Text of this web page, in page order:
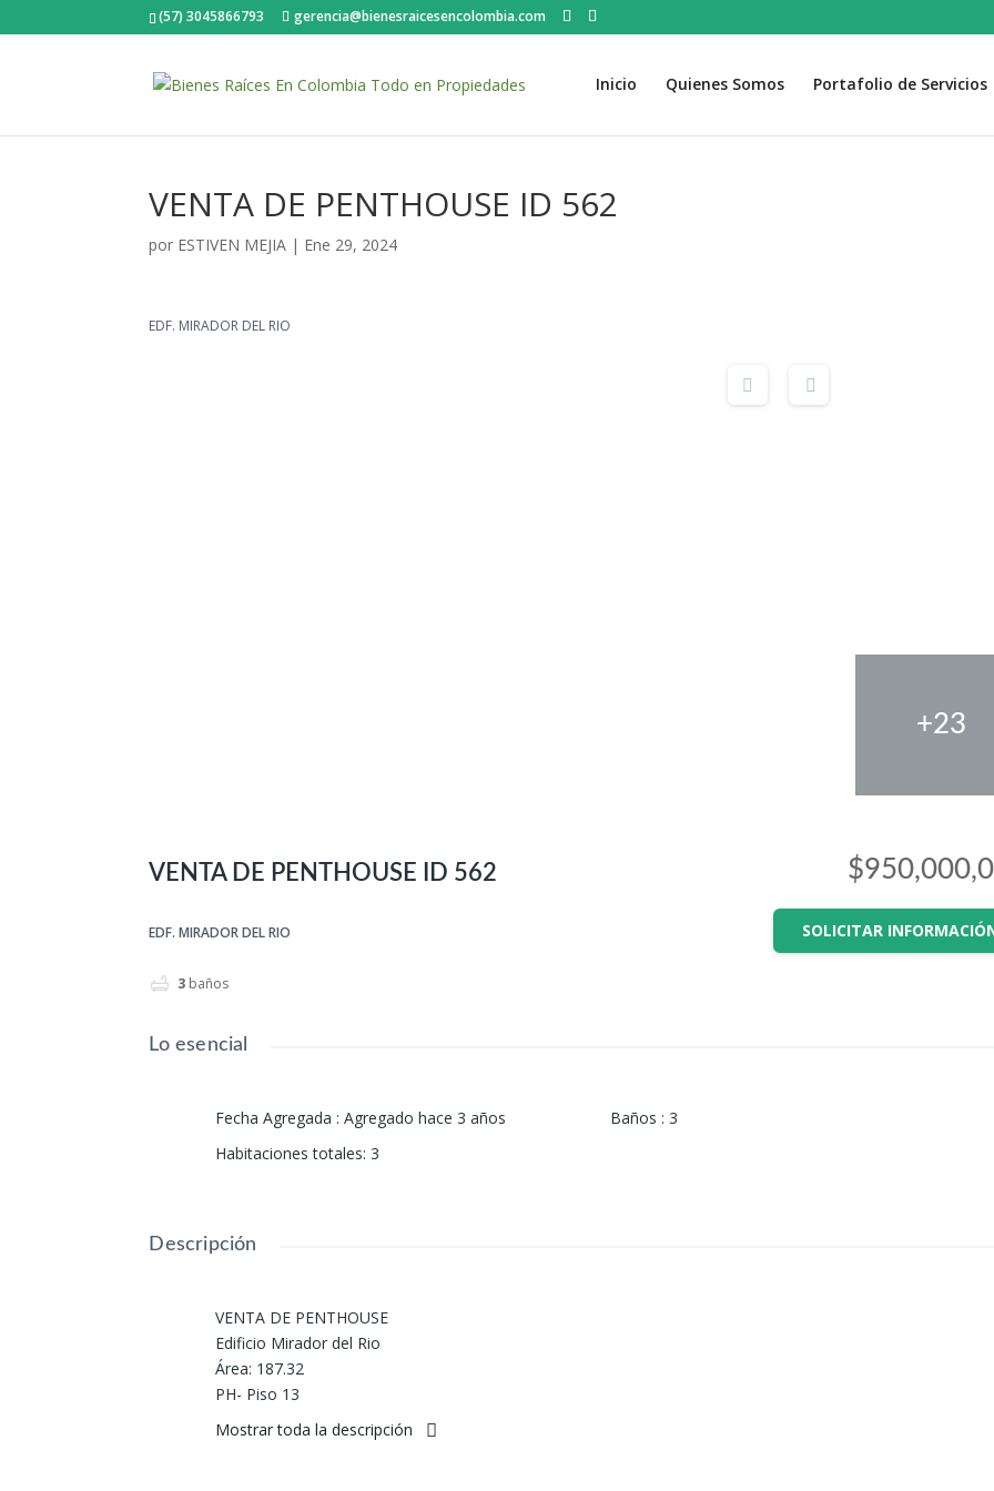
(57) 3045866793 gerencia@bienesraicesencolombia.com
Inicio Quienes Somos Portafolio de Servicios
VENTA DE PENTHOUSE ID 562
por ESTIVEN MEJIA | Ene 29, 2024
EDF. MIRADOR DEL RIO
+23
VENTA DE PENTHOUSE ID 562
EDF. MIRADOR DEL RIO
3 baños
SOLICITAR
Lo esencial
Fecha Agregada : Agregado hace 3 años Baños : 3
Habitaciones totales: 3
Descripción
VENTA DE PENTHOUSE
Edificio Mirador del Rio
Área: 187.32
PH- Piso 13
Dúplex
Mostrar toda la descripción